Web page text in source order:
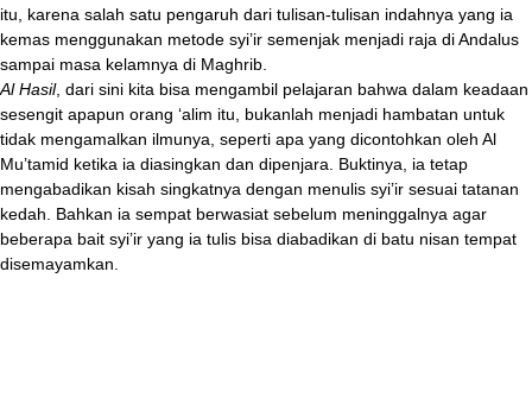
itu, karena salah satu pengaruh dari tulisan-tulisan indahnya yang ia
kemas menggunakan metode syi’ir semenjak menjadi raja di Andalus
sampai masa kelamnya di Maghrib.
Al Hasil, dari sini kita bisa mengambil pelajaran bahwa dalam keadaan
sesengit apapun orang ‘alim itu, bukanlah menjadi hambatan untuk
tidak mengamalkan ilmunya, seperti apa yang dicontohkan oleh Al
Mu’tamid ketika ia diasingkan dan dipenjara. Buktinya, ia tetap
mengabadikan kisah singkatnya dengan menulis syi’ir sesuai tatanan
kedah. Bahkan ia sempat berwasiat sebelum meninggalnya agar
beberapa bait syi’ir yang ia tulis bisa diabadikan di batu nisan tempat
disemayamkan.